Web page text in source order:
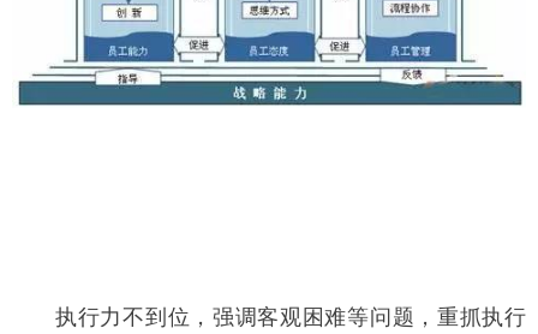
执行力不到位，强调客观困难等问题，重抓执行